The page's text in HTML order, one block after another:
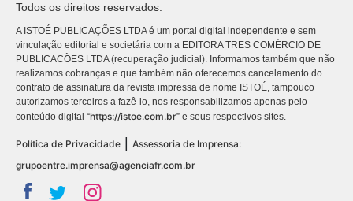
Todos os direitos reservados.
A ISTOÉ PUBLICAÇÕES LTDA é um portal digital independente e sem
vinculação editorial e societária com a EDITORA TRES COMÉRCIO DE
PUBLICACÕES LTDA (recuperação judicial). Informamos também que não
realizamos cobranças e que também não oferecemos cancelamento do
contrato de assinatura da revista impressa de nome ISTOÉ, tampouco
autorizamos terceiros a fazê-lo, nos responsabilizamos apenas pelo
conteúdo digital “https://istoe.com.br” e seus respectivos sites.
Política de Privacidade
Assessoria de Imprensa:
grupoentre.imprensa@agenciafr.com.br